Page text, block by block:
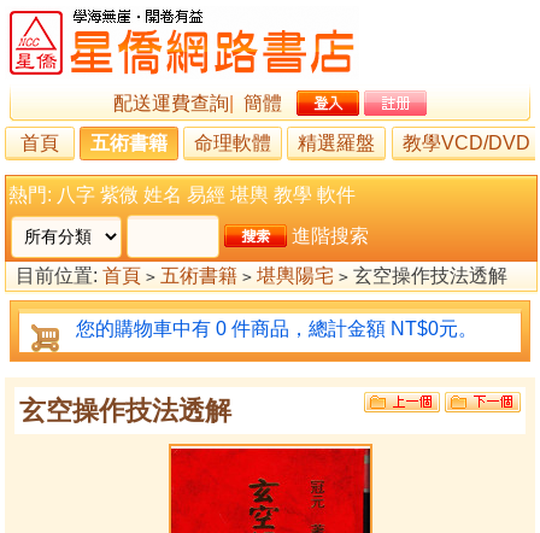
配送運費查詢
簡體
首頁
五術書籍 命理軟體 精選羅盤 教學VCD/DVD
熱門: 八字 紫微 姓名 易經 堪輿 教學 軟件
進階搜索
目前位置: 首頁 > 五術書籍 > 堪輿陽宅 > 玄空操作技法透解
您的購物車中有 0 件商品，總計金額 NT$0元。
玄空操作技法透解